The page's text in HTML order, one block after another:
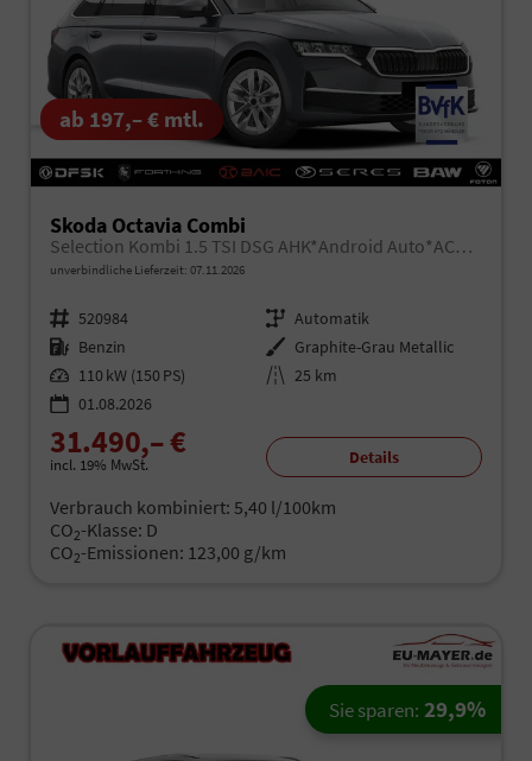
ab 197,– € mtl.
Skoda Octavia Combi
Selection Kombi 1.5 TSI DSG AHK*Android Auto*ACC*SHZ*E-Heck*Keyless*Kamera*2Z Klimaauto
unverbindliche Lieferzeit: 07.11.2026
Fahrzeugnr. 520984 Getriebe Automatik
Kraftstoff Benzin Außenfarbe Graphite-Grau Metallic
Leistung 110 kW (150 PS) Kilometerstand 25 km
01.08.2026
31.490,– €
incl. 19% MwSt. Details
Verbrauch kombiniert: 5,40 l/100km
CO2-Klasse: D
CO2-Emissionen: 123,00 g/km
Sie sparen: 29,9%